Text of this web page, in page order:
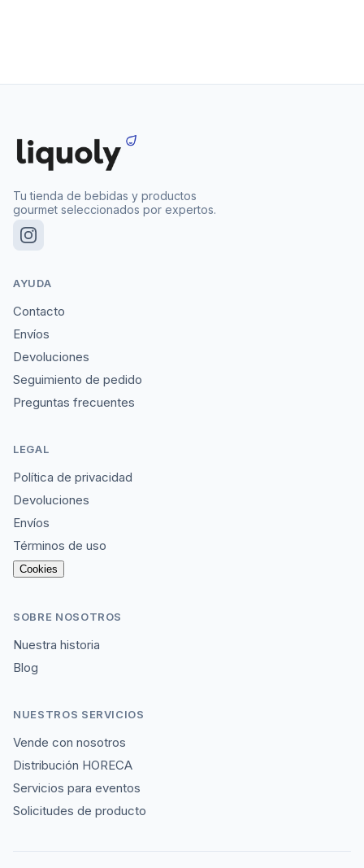
Tu tienda de bebidas y productos
gourmet seleccionados por expertos.
AYUDA
Contacto
Envíos
Devoluciones
Seguimiento de pedido
Preguntas frecuentes
LEGAL
Política de privacidad
Devoluciones
Envíos
Términos de uso
Cookies
SOBRE NOSOTROS
Nuestra historia
Blog
NUESTROS SERVICIOS
Vende con nosotros
Distribución HORECA
Servicios para eventos
Solicitudes de producto